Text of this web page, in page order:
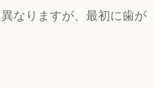
なりますが、最初に歯が